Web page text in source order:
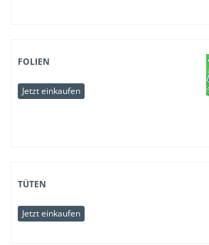
FOLIEN
Jetzt einkaufen
TÜTEN
Jetzt einkaufen